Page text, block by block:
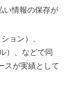
い情報の保存が
ョン）、
）、などで同
スが実績として